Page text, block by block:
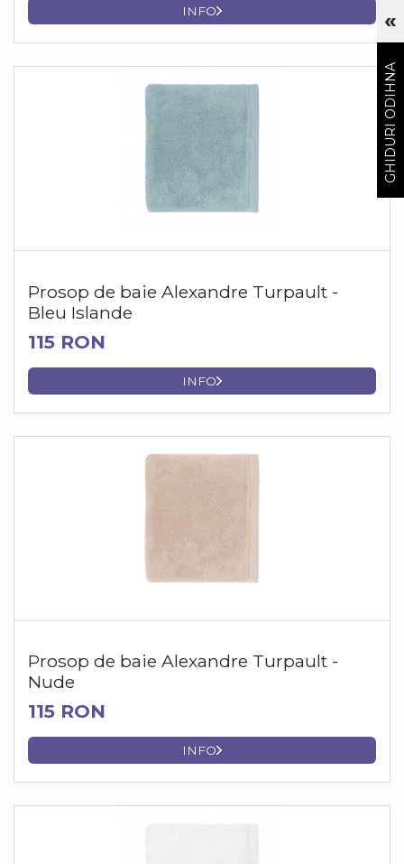
INFO
Prosop de baie Alexandre Turpault -
Bleu Islande
115 RON
INFO
Prosop de baie Alexandre Turpault -
Nude
115 RON
INFO
«
GHIDURI ODIHNA